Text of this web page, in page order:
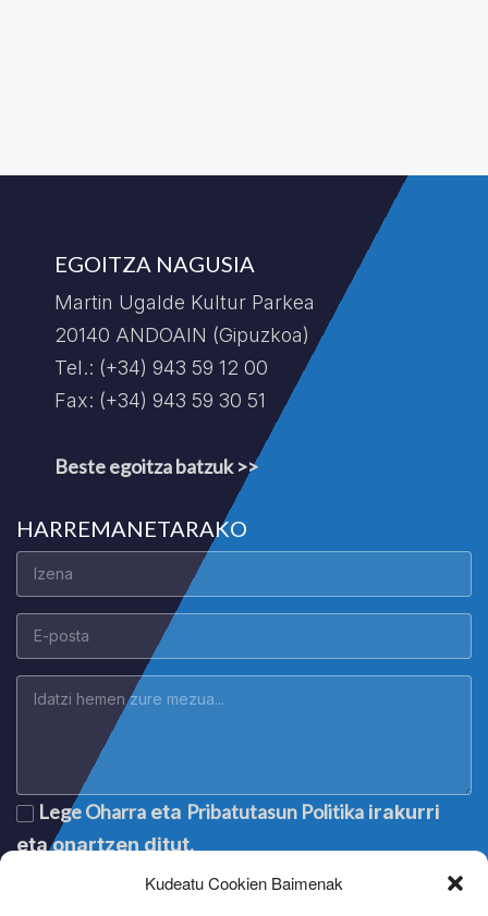
Kudeatu Cookien Baimenak
EGOITZA NAGUSIA
Martin Ugalde Kultur Parkea
20140 ANDOAIN (Gipuzkoa)
Tel.: (+34) 943 59 12 00
Fax: (+34) 943 59 30 51
Beste egoitza batzuk >>
HARREMANETARAKO
Lege Oharra eta Pribatutasun Politika irakurri
eta onartzen ditut.